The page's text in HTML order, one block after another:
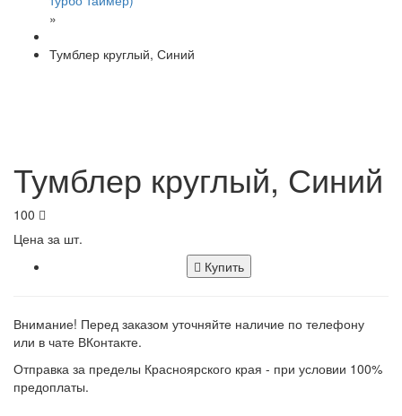
»
Тумблер круглый, Синий
Тумблер круглый, Синий
100
Цена за шт.
Купить
Внимание! Перед заказом уточняйте наличие по телефону
или в чате ВКонтакте.
Отправка за пределы Красноярского края - при условии 100%
предоплаты.